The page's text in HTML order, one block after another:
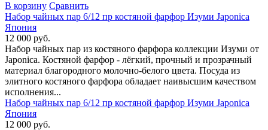
В коpзину Сpавнить
Набор чайных пар 6/12 пр костяной фарфор Изуми Japonica
Япония
12 000 руб.
Набор чайных пар из костяного фарфора коллекции Изуми от
Japonica. Костяной фарфор - лёгкий, прочный и прозрачный
материал благородного молочно-белого цвета. Посуда из
элитного костяного фарфора обладает наивысшим качеством
исполнения...
Набор чайных пар 6/12 пр костяной фарфор Изуми Japonica
Япония
12 000 руб.